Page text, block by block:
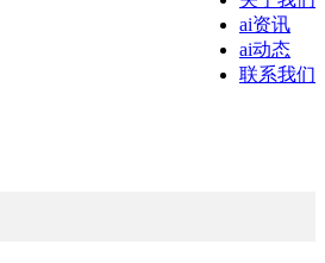
ai资讯
ai动态
联系我们